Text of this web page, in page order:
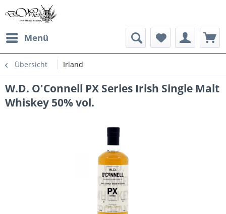
Menü
Übersicht Irland
W.D. O'Connell PX Series Irish Single Malt
Whiskey 50% vol.